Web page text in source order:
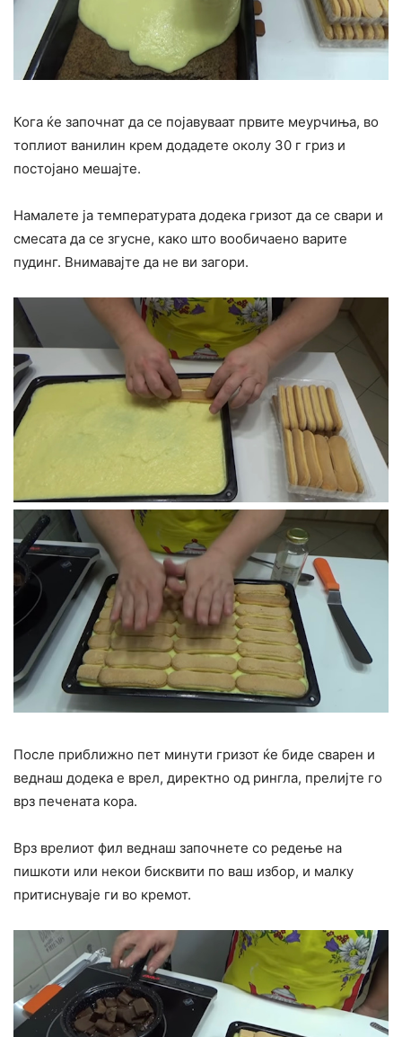
Кога ќе започнат да се појавуваат првите меурчиња, во
топлиот ванилин крем додадете околу 30 г гриз и
постојано мешајте.
Намалете ја температурата додека гризот да се свари и
смесата да се згусне, како што вообичаено варите
пудинг. Внимавајте да не ви загори.
После приближно пет минути гризот ќе биде сварен и
веднаш додека е врел, директно од рингла, прелијте го
врз печената кора.
Врз врелиот фил веднаш започнете со редење на
пишкоти или некои бисквити по ваш избор, и малку
притиснуваје ги во кремот.